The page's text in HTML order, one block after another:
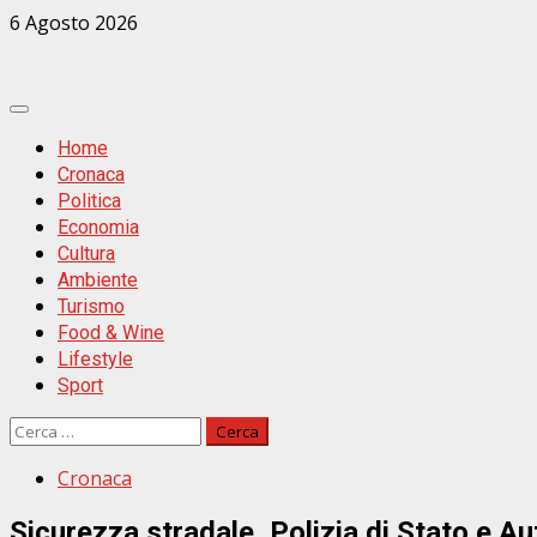
Zum
6 Agosto 2026
Primäres
MenüHome
Cronaca
Politica
Economia
Cultura
Ambiente
Turismo
Food & Wine
Lifestyle
Sport
Ricerca
Cronaca